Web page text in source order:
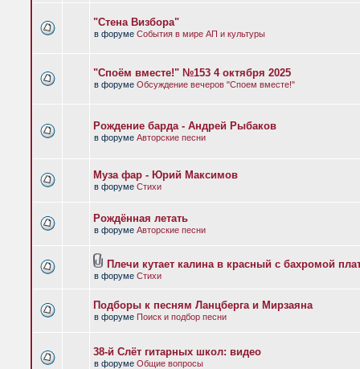
"Стена Визбора"
в форуме События в мире АП и культуры
"Споём вместе!" №153 4 октября 2025
в форуме Обсуждение вечеров "Споем вместе!"
Рождение барда - Андрей Рыбаков
в форуме Авторские песни
Муза фар - Юрий Максимов
в форуме Стихи
Рождённая летать
в форуме Авторские песни
Плечи кутает калина в красный с бахромой
в форуме Стихи
Подборы к песням Ланцберга и Мирзаяна
в форуме Поиск и подбор песни
38-й Слёт гитарных школ: видео
в форуме Общие вопросы